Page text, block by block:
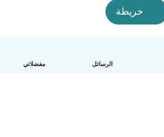
الرسائل مفضلاتي
خريطة